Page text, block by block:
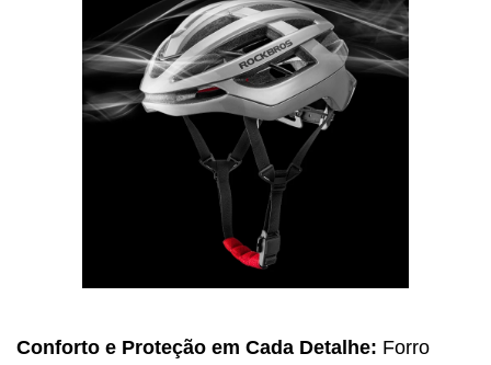
Conforto e Proteção em Cada Detalhe: Forro